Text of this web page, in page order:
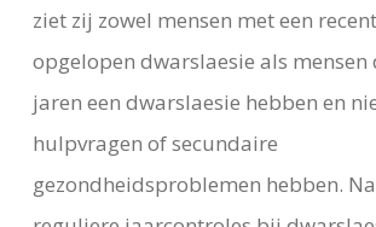
ziet zij zowel mensen met een recent
opgelopen dwarslaesie als mensen
jaren een dwarslaesie hebben en
hulpvragen of secundaire
gezondheidsproblemen hebben.